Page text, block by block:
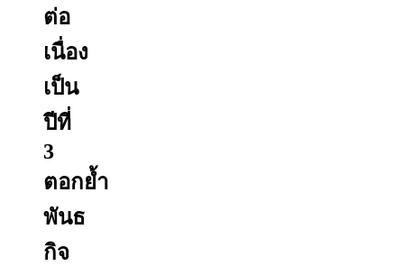
ต่อ
เนื่อง
เป็น
ปีที่
3
ตอกย้ำ
พันธ
กิจ